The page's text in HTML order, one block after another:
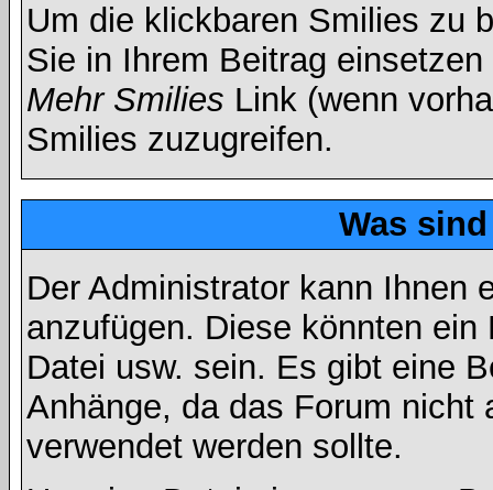
Um die klickbaren Smilies zu
Sie in Ihrem Beitrag
Mehr Smilies Link (wenn
Smilies zuzugreifen.
Was
Der Administrator kann Ihnen
anzufügen. Diese könnten
Datei usw. sein. Es gibt eine
Anhänge, da das Forum nicht
verwendet werden sollte.